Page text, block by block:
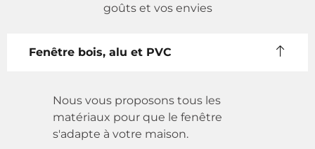
goûts et vos envies
Fenêtre bois, alu et PVC
Nous vous proposons tous les
matériaux pour que le fenêtre
s'adapte à votre maison.